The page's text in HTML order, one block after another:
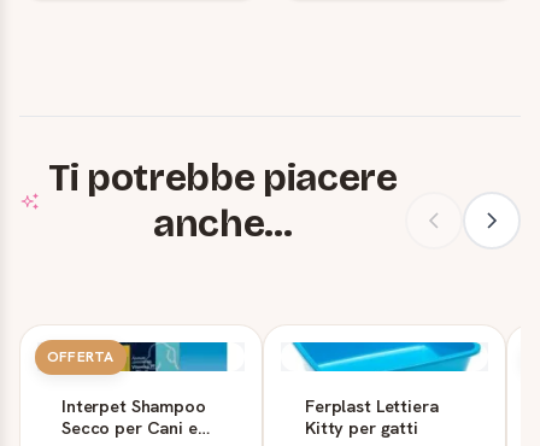
Ti potrebbe piacere
anche...
OFFERTA
Interpet Shampoo
Secco per Cani e
Ferplast Lettiera
Kitty per gatti